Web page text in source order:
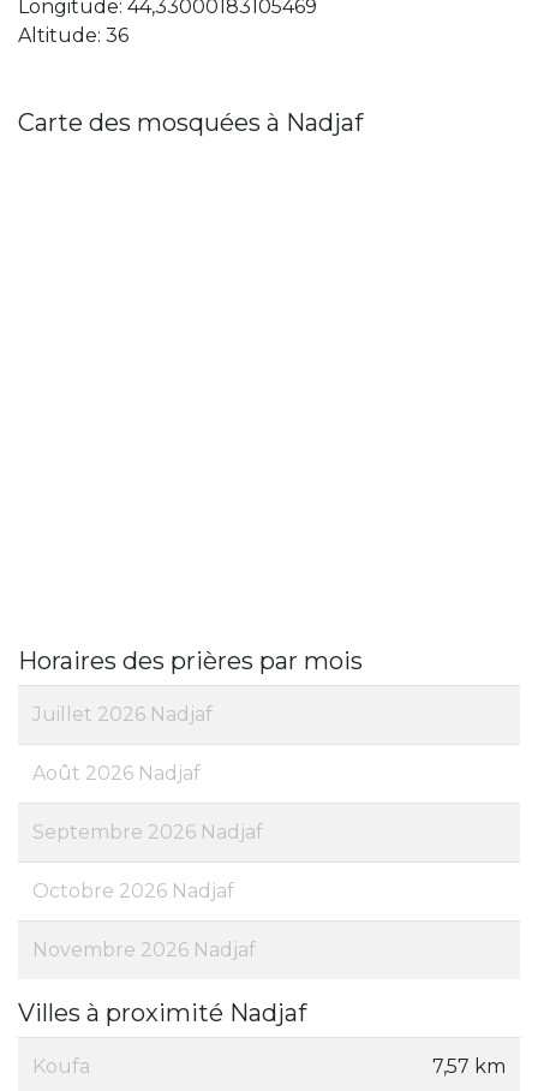
Longitude: 44,33000183105469
Altitude: 36
Carte des mosquées à Nadjaf
Horaires des prières par mois
Juillet 2026 Nadjaf
Août 2026 Nadjaf
Septembre 2026 Nadjaf
Octobre 2026 Nadjaf
Novembre 2026 Nadjaf
Villes à proximité Nadjaf
Koufa 7,57 km